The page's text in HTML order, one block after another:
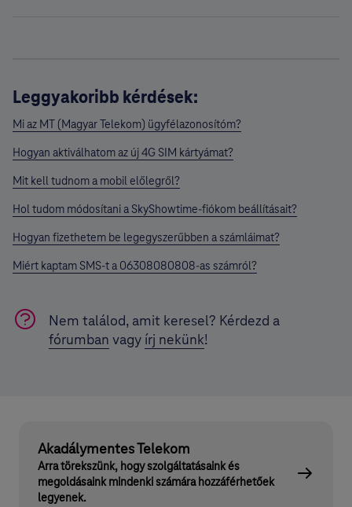
Leggyakoribb kérdések:
Mi az MT (Magyar Telekom) ügyfélazonosítóm?
Hogyan aktiválhatom az új 4G SIM kártyámat?
Mit kell tudnom a mobil előlegről?
Hol tudom módosítani a SkyShowtime-fiókom beállításait?
Hogyan fizethetem be legegyszerűbben a számláimat?
Miért kaptam SMS-t a 06308080808-as számról?
Nem találod, amit keresel? Kérdezd a
fórumban vagy írj nekünk!
Akadálymentes Telekom
Arra törekszünk, hogy szolgáltatásaink és
megoldásaink mindenki számára hozzáférhetőek
legyenek.